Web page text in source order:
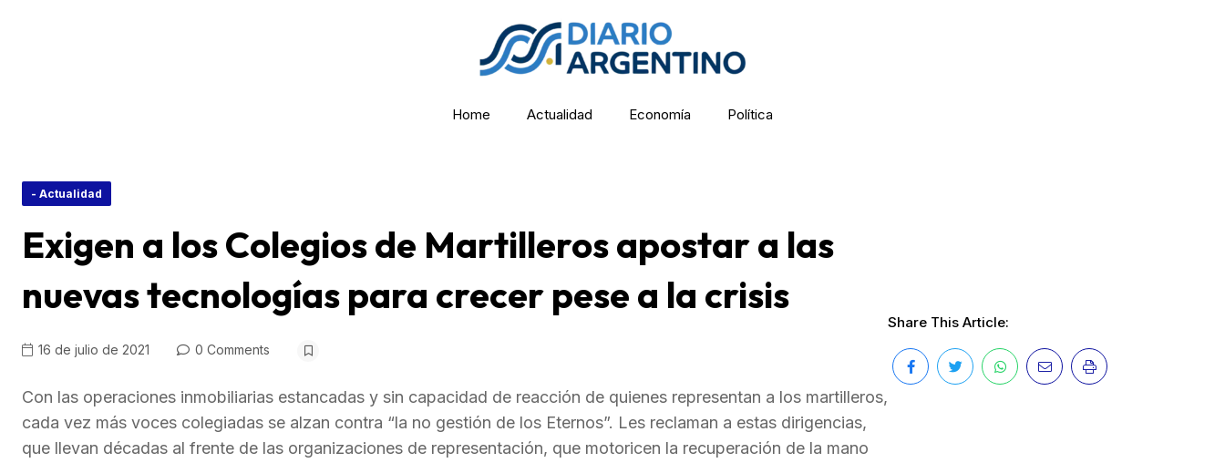
Home Actualidad Economía Política
- Actualidad
Exigen a los Colegios de Martilleros apostar a las
nuevas tecnologías para crecer pese a la crisis
16 de julio de 2021 0 Comments
Con las operaciones inmobiliarias estancadas y sin capacidad de reacción de quienes representan a los martilleros,
cada vez más voces colegiadas se alzan contra “la no gestión de los Eternos”. Les reclaman a estas dirigencias,
que llevan décadas al frente de las organizaciones de representación, que motoricen la recuperación de la mano
Share This Article: